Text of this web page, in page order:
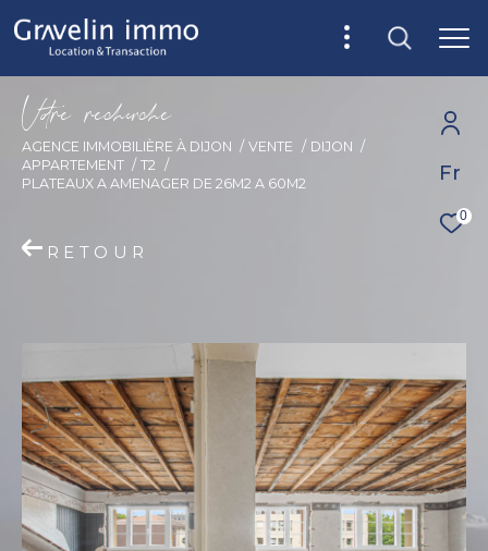
Fr
0
Vore recece
AGENCE IMMOBILIÈRE À DIJON VENTE
DIJON
APPARTEMENT
T2
PLATEAUX A AMENAGER DE 26M2 A 60M2
RETOUR